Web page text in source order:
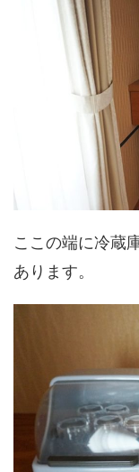
ここの端に冷蔵
あります。